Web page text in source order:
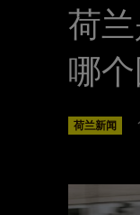
荷
哪
荷兰新闻